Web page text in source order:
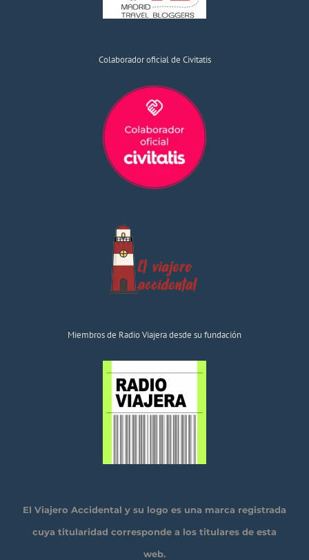
Colaborador oficial de Civitatis
Miembros de Radio Viajera desde su fundación
El Viajero Accidental y su logo es una marca registrada
cuya titularidad corresponde a los titulares de esta
web.